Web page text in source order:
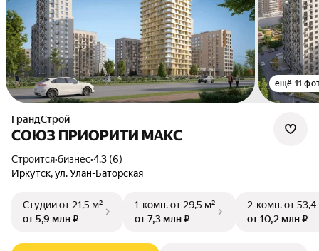
ещё 11
ГрандСтрой
СОЮЗ ПРИОРИТИ МАКС
Строится•бизнес•4.3 (6)
Иркутск, ул. Улан-Баторская
Студииот 21,5 м²
от 5,9 млн ₽
1-комн.от 29,5 м²
от 7,3 млн ₽
2-комн.от 53,4
от 10,2 млн ₽